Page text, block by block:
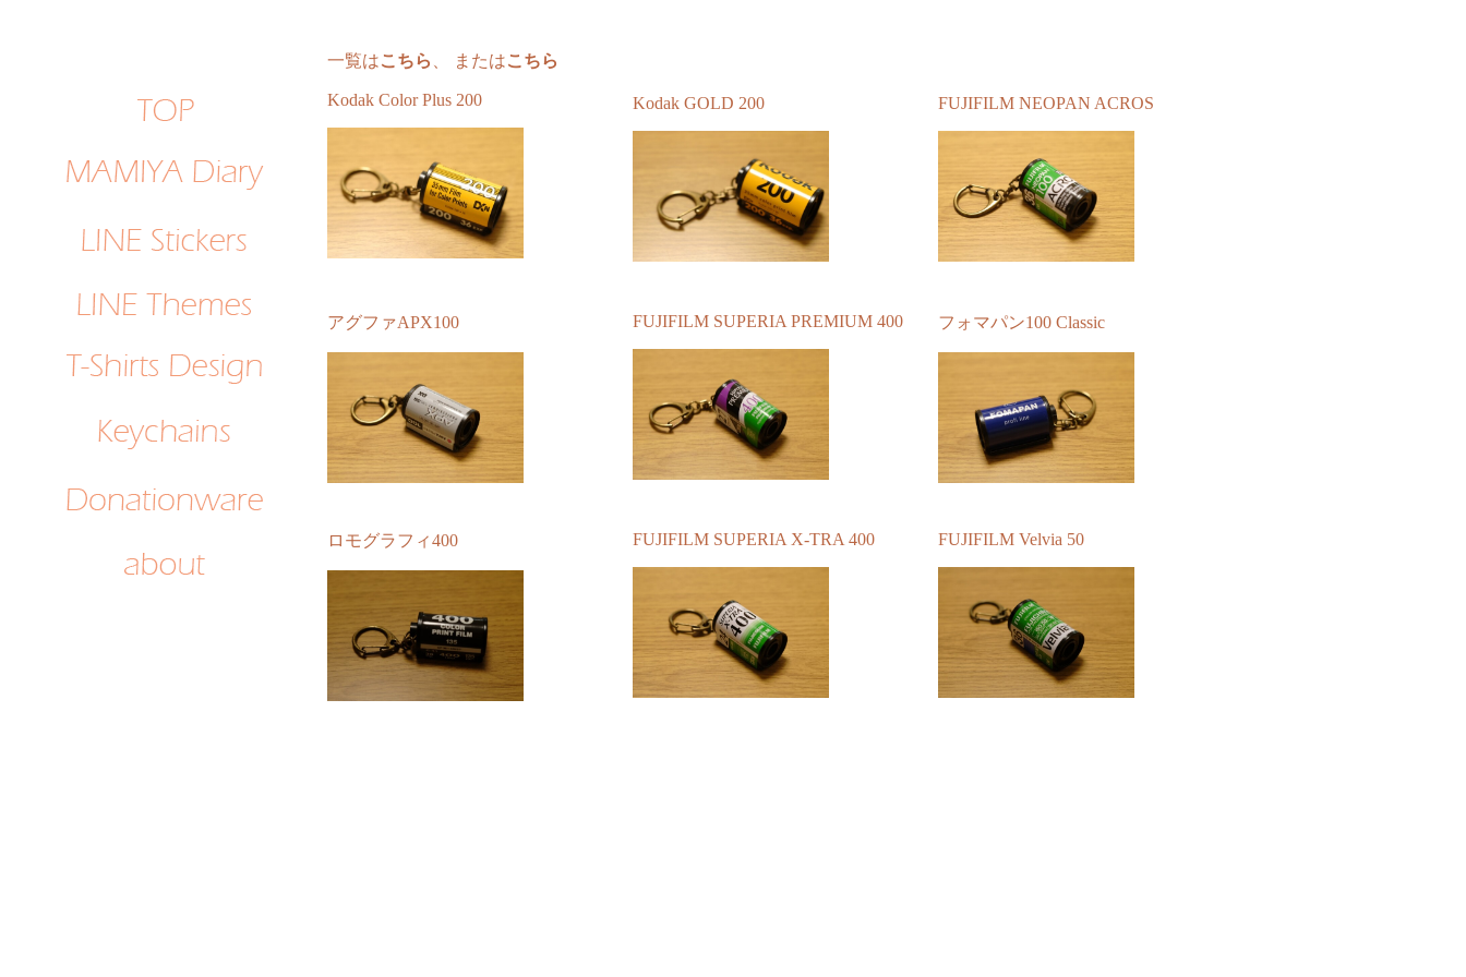
一覧はこちら またはこちら
Kodak Color Plus 200 Kodak GOLD 200 FUJIFILM NEOPAN ACROS
アグファAPX100 FUJIFILM SUPERIA PREMIUM 400 フォマパン100 Classic
ロモグラフィ400 FUJIFILM SUPERIA X-TRA 400 FUJIFILM Velvia 50